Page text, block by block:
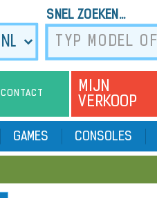
SNEL ZOEKEN...
CONTACT
MIJN
VERKOOP
GAMES CONSOLES